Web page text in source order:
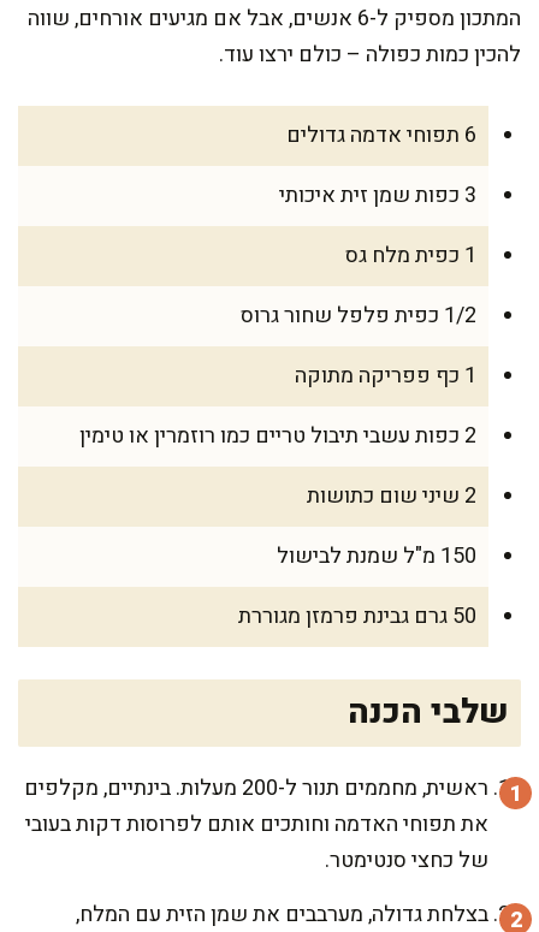
המתכון מספיק ל-6 אנשים, אבל אם מגיעים אורחים, שווה
להכין כמות כפולה – כולם ירצו עוד.
6 תפוחי אדמה גדולים
3 כפות שמן זית איכותי
1 כפית מלח גס
1/2 כפית פלפל שחור גרוס
1 כף פפריקה מתוקה
2 כפות עשבי תיבול טריים כמו רוזמרין או טימין
2 שיני שום כתושות
150 מ"ל שמנת לבישול
50 גרם גבינת פרמזן מגוררת
שלבי הכנה
ראשית, מחממים תנור ל-200 מעלות. בינתיים, מקלפים
את תפוחי האדמה וחותכים אותם לפרוסות דקות בעובי
של כחצי סנטימטר.
בצלחת גדולה, מערבבים את שמן הזית עם המלח,